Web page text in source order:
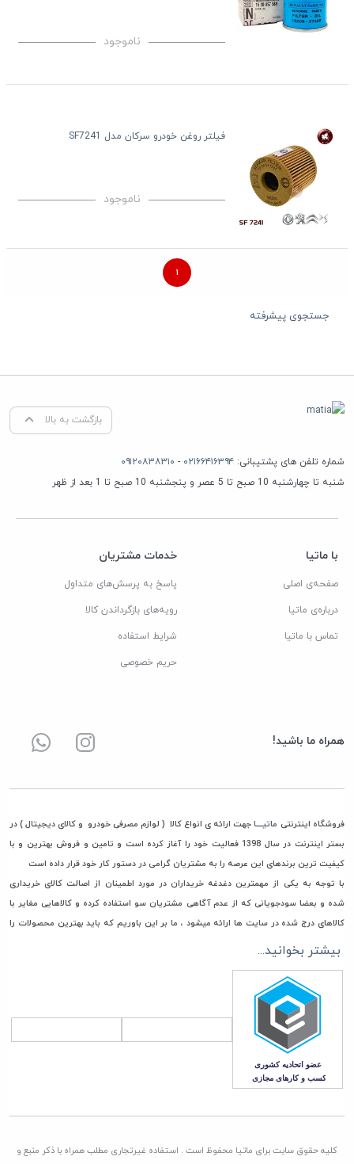
ناموجود
فیلتر روغن خودرو سرکان مدل SF7241
ناموجود
۱
جستجوی پیشرفته
بازگشت به بالا
شماره تلفن های پشتیبانی: ۰۲۱۶۶۴۱۶۳۹۴ - ۰۹۱۲۰۸۳۸۳۱۰
شنبه تا چهارشنبه 10 صبح تا 5 عصر و پنجشنبه 10 صبح تا 1 بعد از ظهر
با ماتیا
صفحه‌ی اصلی
درباره‌ی ماتیا
تماس با ماتیا
خدمات مشتریان
پاسخ به پرسش‌های متداول
رویه‌های بازگرداندن کالا
شرایط استفاده
حریم خصوصی
همراه ما باشید!
فروشگاه اینترنتی ماتیــــا جهت ارائه ی انواع کالا ( لوازم مصرفی خودرو و کالای دیجیتال ) در
بستر اینترنت در سال 1398 فعالیت خود را آغاز کرده است و تامین و فروش بهترین و با
کیفیت ترین برندهای این عرصه را به مشتریان گرامی در دستور کار خود قرار داده است
با توجه به یکی از مهمترین دغدغه خریداران در مورد اطمینان از اصالت کالای خریداری
شده و بعضا سودجویانی که از عدم آگاهی مشتریان سو استفاده کرده و کالاهایی مغایر با
کالاهای درج شده در سایت ها ارائه میشود ، ما بر این باوریم که باید بهترین محصولات را
جهت خرید و استفاده در اختیار مشتریان گرامی مان قرار دهیم، به همین جهت فقط مستقیما
هرگونه کالای غیر اصل به انبار ماتیا به صفر برسانیم
همچنین در راستای قیمت گذاری، هدف ماتیا رساندن کالا به دست مشتری با قیمتی منصفانه
و رقابتی می باشد. چرا که برای باقی ماندن در این بازار به مدت طولانی برنامه ریزی کرده ایم
که این امر جز با همراهی و بدست آوردن اعتماد شما مشتریان گرامی، صورت نمی پذیرد
بیشتر بخوانید...
کلیه حقوق سایت برای ماتیا محفوظ است . استفاده غیرتجاری مطلب همراه با ذکر منبع و